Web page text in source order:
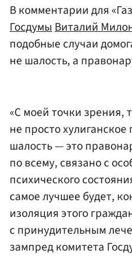
В комментарии для
ГосдумыВиталий
подобные случаи
не шалость, а
«С моей точки зрения,
не просто
шалость — это
по всему, связано с
психического
самое лучшее будет,
изоляция этого
с принудительным
зампред комитета